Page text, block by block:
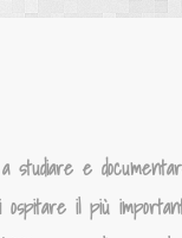
studiare e
il più